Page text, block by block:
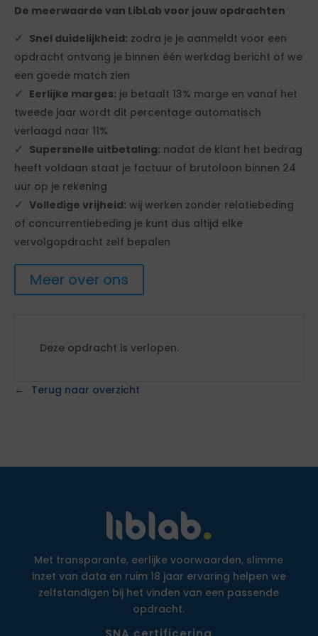
De meerwaarde van LibLab voor jouw opdrachten
Snel duidelijkheid: zodra je je aanmeldt voor een
opdracht ontvang je binnen één werkdag bericht of we
een goede match zien
Eerlijke marges: je betaalt 13% marge en vanaf het
tweede jaar wordt dit percentage automatisch
verlaagd naar 11%
Supersnelle uitbetaling: nadat de klant het bedrag
heeft voldaan staat je factuur of brutoloon binnen 24
uur op je rekening
Volledige vrijheid: wij werken zonder relatiebeding
of concurrentiebeding je kunt dus altijd elke
vervolgopdracht zelf bepalen
Meer over ons
Deze opdracht is verlopen.
Terug naar overzicht
Met transparante, eerlijke voorwaarden, slimme
inzet van data en ruim 18 jaar ervaring helpen we
zelfstandigen bij het vinden van een passende
opdracht.